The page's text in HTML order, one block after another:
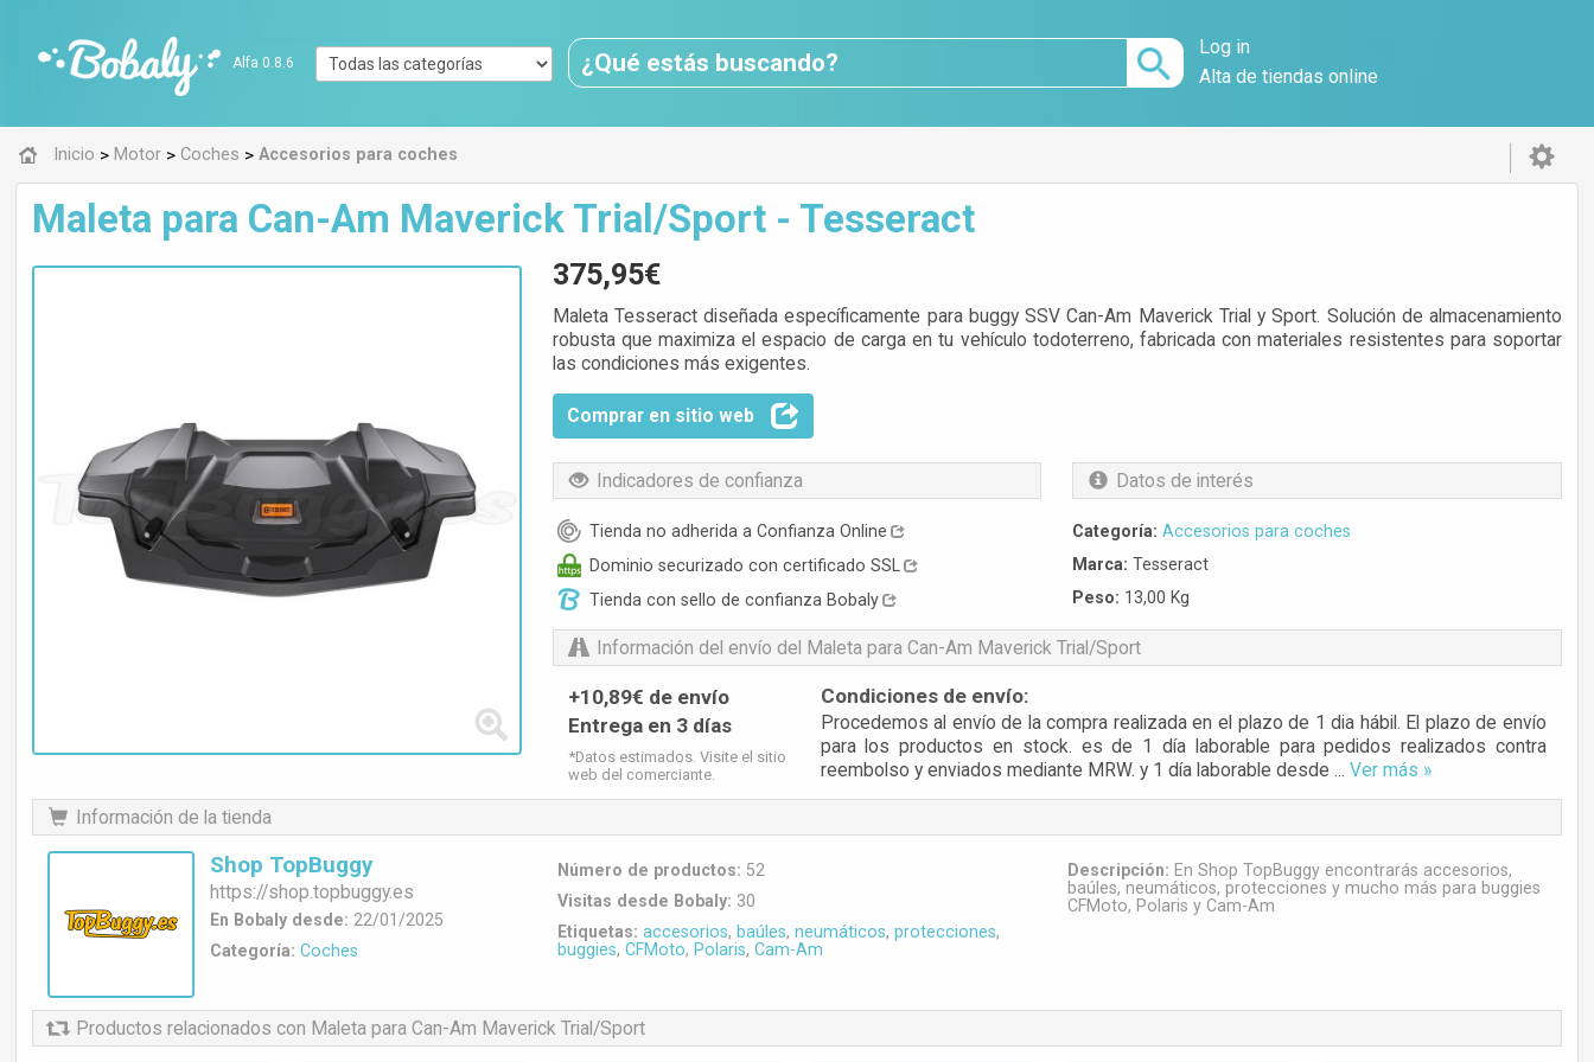
Alfa 0.8.6
Log in
Alta de tiendas online
Inicio > Motor > Coches > Accesorios para coches
Maleta para Can-Am Maverick Trial/Sport - Tesseract
375,95€
Maleta Tesseract diseñada específicamente para buggy SSV Can-Am Maverick Trial y Sport. Solución de almacenamiento
robusta que maximiza el espacio de carga en tu vehículo todoterreno, fabricada con materiales resistentes para soportar
las condiciones más exigentes.
Comprar en sitio web
Datos de interés
Categoría: Accesorios para coches
Marca: Tesseract
Peso: 13,00 Kg
Indicadores de confianza
Tienda no adherida a Confianza Online
Dominio securizado con certificado SSL
Tienda con sello de confianza Bobaly
Información del envío del Maleta para Can-Am Maverick Trial/Sport
+10,89€ de envío
Entrega en 3 días
*Datos estimados. Visite el sitio
web del comerciante.
Condiciones de envío:
Procedemos al envío de la compra realizada en el plazo de 1 dia hábil. El plazo de envío
para los productos en stock. es de 1 día laborable para pedidos realizados contra
reembolso y enviados mediante MRW. y 1 día laborable desde ... Ver más »
Información de la tienda
Shop TopBuggy
https://shop.topbuggy.es
En Bobaly desde: 22/01/2025
Categoría: Coches
Número de productos: 52
Visitas desde Bobaly: 30
Etiquetas: accesorios, baúles, neumáticos, protecciones,
buggies, CFMoto, Polaris, Cam-Am
Descripción: En Shop TopBuggy encontrarás accesorios,
baúles, neumáticos, protecciones y mucho más para buggies
CFMoto, Polaris y Cam-Am
Productos relacionados con Maleta para Can-Am Maverick Trial/Sport